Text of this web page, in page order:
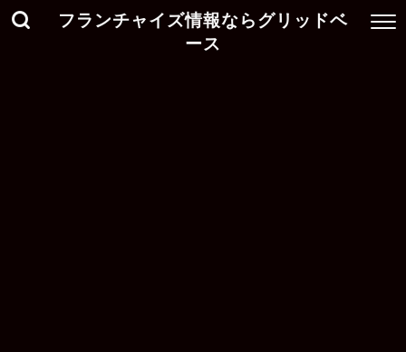
フランチャイズ情報ならグリッドベ
ース